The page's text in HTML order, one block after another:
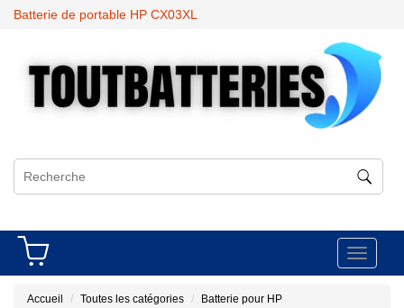
Batterie de portable HP CX03XL
Toggle
Accueil Toutes les catégories
Batterie pour HP